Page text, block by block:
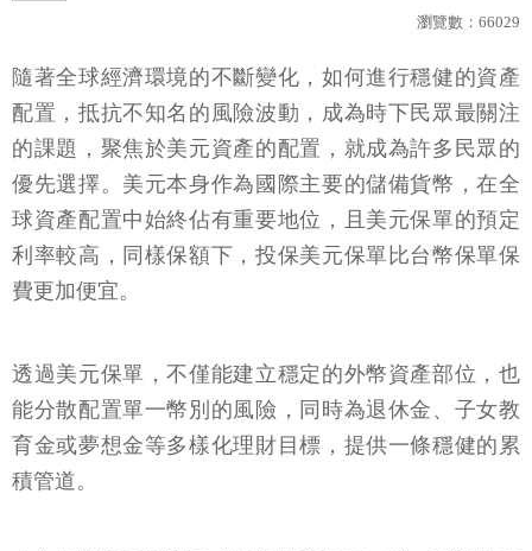
瀏覽數： 66029
隨著全球經濟環境的不斷變化，如何進行穩健的資產
配置，抵抗不知名的風險波動，成為時下民眾最關注
的課題，聚焦於美元資產的配置，就成為許多民眾的
優先選擇。美元本身作為國際主要的儲備貨幣，在全
球資產配置中始終佔有重要地位，且美元保單的預定
利率較高，同樣保額下，投保美元保單比台幣保單保
費更加便宜。
透過美元保單，不僅能建立穩定的外幣資產部位，也
能分散配置單一幣別的風險，同時為退休金、子女教
育金或夢想金等多樣化理財目標，提供一條穩健的累
積管道。